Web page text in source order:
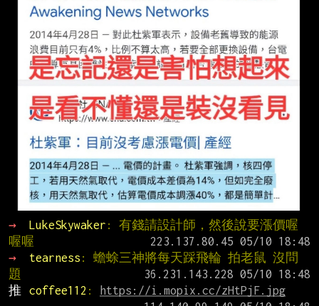
→ LukeSkywaker : 有錢請設計師，然後說要漲價喔
喔喔
→
tearness : 蟾蜍三神將每天踩飛輪 拍老鼠 沒問
題
推
coffee112 :
https://i.mopix.cc/zHtPjF.jpg